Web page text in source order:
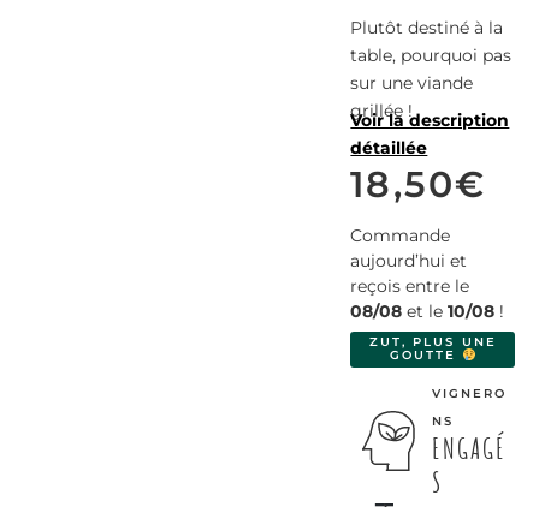
Plutôt destiné à la
table, pourquoi pas
sur une viande
grillée !
Voir la description
détaillée
18,50€
Commande
aujourd’hui et
reçois entre le
08/08 et le10/08 !
ZUT, PLUS UNE
GOUTTE
VIGNERO
NS
ENGAGÉ
S